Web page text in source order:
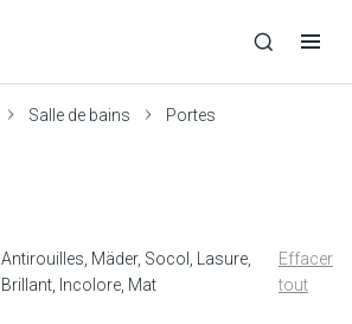
Salle de bains Portes
Antirouilles Mäder Socol
Lasure
Brillant
Incolore Mat
Effacer
tout